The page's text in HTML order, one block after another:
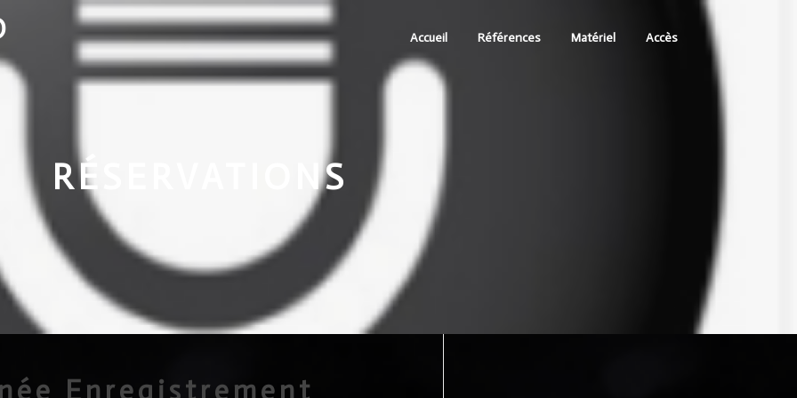
Accueil Références Matériel Accès
RÉSERVATIONS
Enregistrement